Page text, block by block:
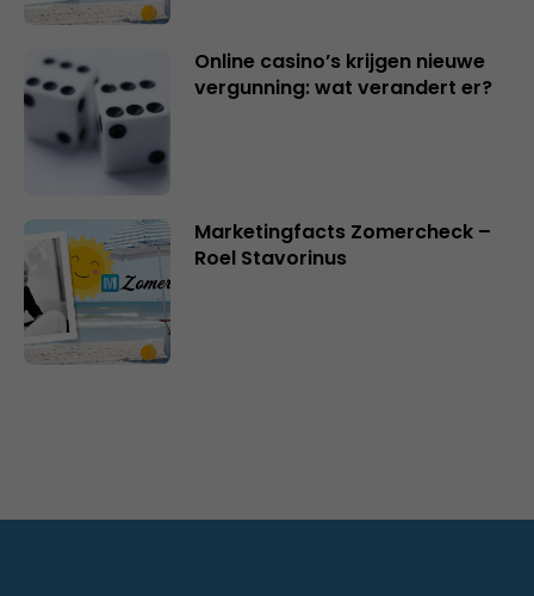
Online casino’s krijgen nieuwe
vergunning: wat verandert er?
Marketingfacts Zomercheck –
Roel Stavorinus